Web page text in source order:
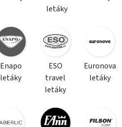
letáky
Enapo
letáky
ESO
travel
letáky
Euronova
letáky